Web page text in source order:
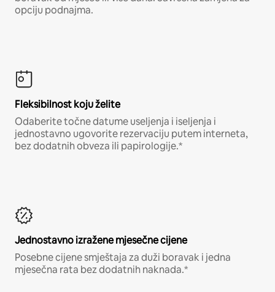
opciju podnajma.
Fleksibilnost koju želite
Odaberite točne datume useljenja i iseljenja i
jednostavno ugovorite rezervaciju putem interneta,
bez dodatnih obveza ili papirologije.*
Jednostavno izražene mjesečne cijene
Posebne cijene smještaja za duži boravak i jedna
mjesečna rata bez dodatnih naknada.*